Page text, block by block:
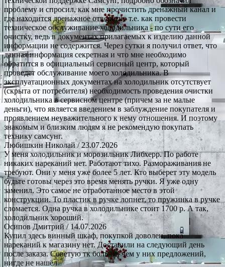
проблему и спросил, как мне прочистить дренажный канал и
где находится дренажное отверстие т.е. как провести
техническое обслуживание холодильника - по сути его
очистку, ведь в документах прилагаемых к изделию данной
информации не содержится. Через сутки я получил ответ, что
данная информация секретная и что мне необходимо
обратится в официальный сервисный центр, который
проведет обслуживание моего холодильника. В
эксплуатационных документах на холодильник отсутствует
(скрыта от потребителя) необходимость проведения очистки
холодильника в сервисном центре (причем за не малые
деньги), что является введением в заблуждение покупателя и
проявлением неуважительного к нему отношения. И поэтому
знакомым и близким людям я не рекомендую покупать
технику самсунг.
Любишкин Николай/ 23.07.2026
У меня холодильник и морозильник Либхерр. По работе
никаких нареканий нет. Работают тихо. Размораживания не
требуют. Они у меня уже более 5 лет. Кто выберет эту модель
будьте готовы через это время менять ручки. Я уже одну
заменил. Это самое не отработанное место в этой
конструкции. То пластик в ручке лопнет, то пружинка в ручке
сломается. Одна ручка в холодильнике стоит 1700 р. А так,
холодильник хороший.
Осипов Дмитрий/ 14.07.2026
Купил здесь винный шкаф, покупкой доволен, пока
нареканий к магазину нет. Доставили на следующий день
после заказа. Советую тк больше, чем у них предложений,
нигде не нашёл